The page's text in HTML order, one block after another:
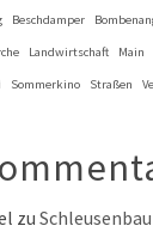
Beschdamper
Landwirtschaft Main
Sommerkino Straßen
zu